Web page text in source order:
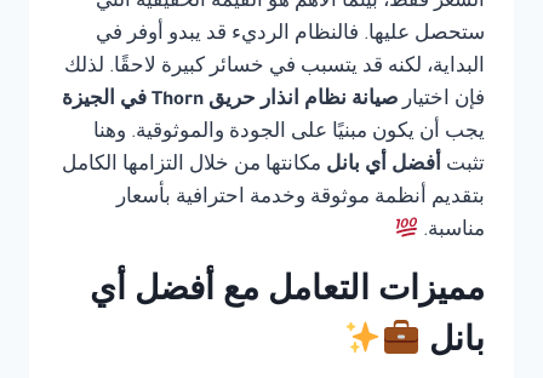
ستحصل عليها. فالنظام الرديء قد يبدو أوفر في
البداية، لكنه قد يتسبب في خسائر كبيرة لاحقًا. لذلك
فإن اختيار صيانة نظام انذار حريق Thorn في الجيزة
يجب أن يكون مبنيًا على الجودة والموثوقية. وهنا
تثبت أفضل أي بانل مكانتها من خلال التزامها الكامل
بتقديم أنظمة موثوقة وخدمة احترافية بأسعار
مناسبة.
مميزات التعامل مع أفضل أي
بانل